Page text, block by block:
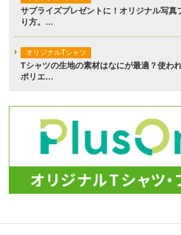
サプライズプレゼントに！オリジナル写真
り方。…
オリジナルTシャツ
Tシャツの生地の素材はなにが最適？使わ
ポリエ…